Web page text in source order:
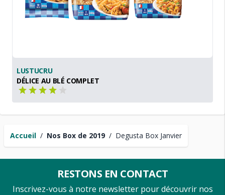
Accueil / Nos Box de 2019 / Degusta Box Janvier
LUSTUCRU
DÉLICE AU BLÉ COMPLET
RESTONS EN CONTACT
Inscrivez-vous à notre newsletter pour découvrir nos